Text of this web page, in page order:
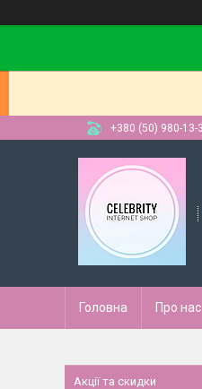
+380 (50) 980-13-
Головна Про нас
Акції та скидки